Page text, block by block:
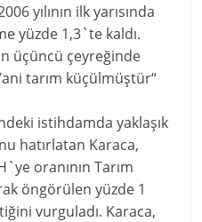
yılının ilk yarısında
yüzde 1,3`te kaldı.
üçüncü çeyreğinde
tarım küçülmüştür“
istihdamda yaklaşık
hatırlatan Karaca,
oranının Tarım
öngörülen yüzde 1
vurguladı. Karaca,